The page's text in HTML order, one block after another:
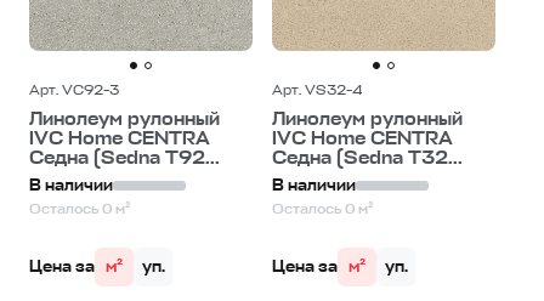
Арт. VC92-3
Линолеум рулонный
IVC Home CENTRA
Седна (Sedna T92...
В наличии
Осталось 0 м²
Цена за м² уп.
Арт. VS32-4
Линолеум рулонный
IVC Home CENTRA
Седна (Sedna T32...
В наличии
Осталось 0 м²
Цена за м² уп.